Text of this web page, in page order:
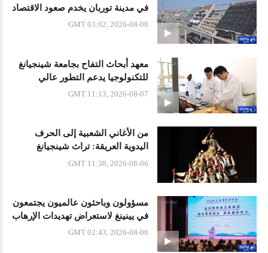
في مدينة توربان يخدم صعود الاقتصاد
الحراري
GMT 03:02, 2026-08-08
معهد أبحاث التفاح بجامعة شينجيانغ
للتكنولوجيا يدعم التطور عالي
الجودة في منطقة أكسو
GMT 11:13, 2026-08-07
من الأغاني الشعبية إلى الحرف
اليدوية العريقة: تراث شينجيانغ
الثقافي المتنوع
GMT 11:38, 2026-08-06
مسؤولون وباحثون عالميون يجتمعون
في يينينغ لاستعراض تهديدات الإرهاب
GMT 02:43, 2026-08-06